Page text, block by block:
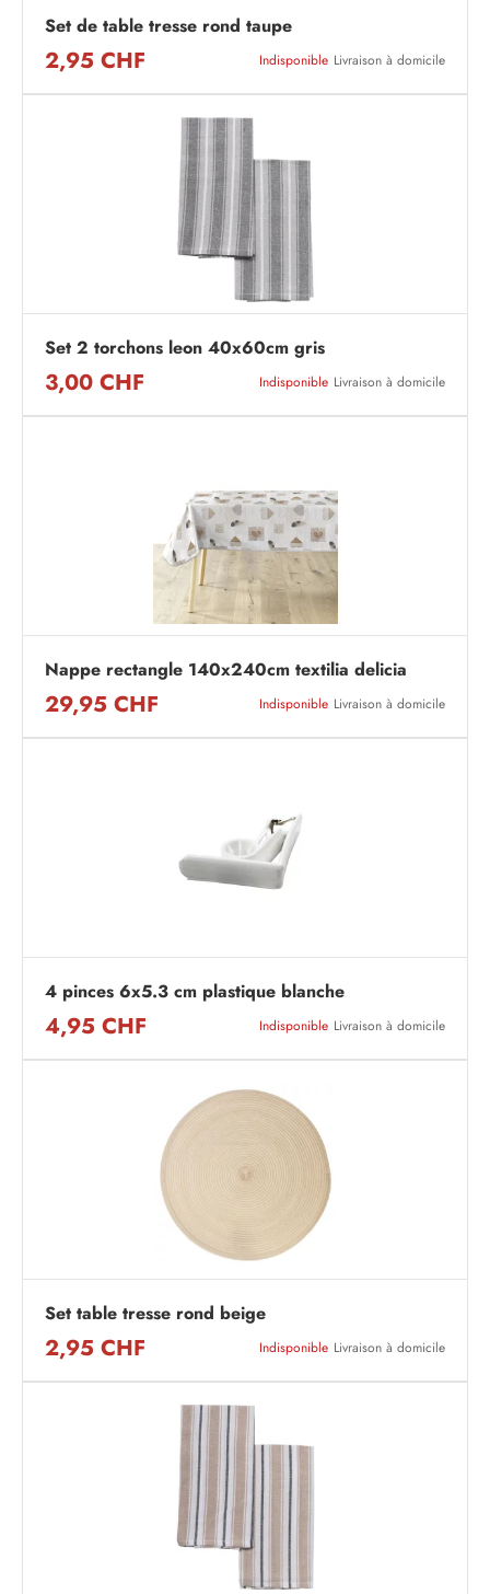
Set de table tresse rond taupe
2,95 CHF Indisponible Livraison à domicile
Set 2 torchons leon 40x60cm gris
3,00 CHF Indisponible Livraison à domicile
Nappe rectangle 140x240cm textilia delicia
29,95 CHF Indisponible Livraison à domicile
4 pinces 6x5.3 cm plastique blanche
4,95 CHF Indisponible Livraison à domicile
Set table tresse rond beige
2,95 CHF Indisponible Livraison à domicile